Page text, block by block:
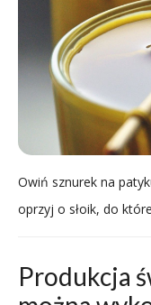
Owiń sznurek na
oprzyj o słoik, do
Produkcja